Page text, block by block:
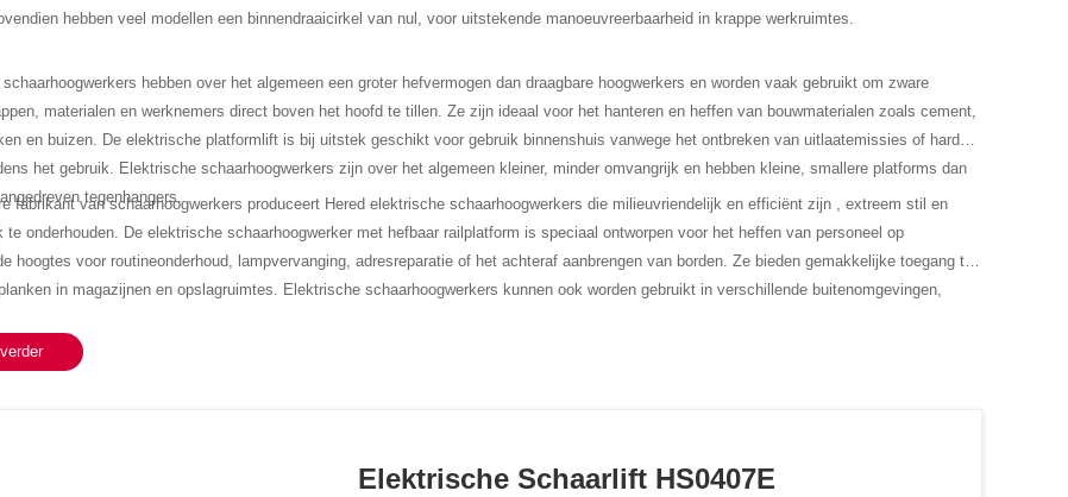
hebben veel modellen een binnendraaicirkel van nul, voor uitstekende manoeuvreerbaarheid in krappe werkruimtes.
hebben over het algemeen een groter hefvermogen dan draagbare hoogwerkers en worden vaak gebruikt om zware
materialen en werknemers direct boven het hoofd te tillen. Ze zijn ideaal voor het hanteren en heffen van bouwmaterialen zoals cement,
en buizen. De elektrische platformlift is bij uitstek geschikt voor gebruik binnenshuis vanwege het ontbreken van uitlaatemissies of harde
het gebruik. Elektrische schaarhoogwerkers zijn over het algemeen kleiner, minder omvangrijk en hebben kleine, smallere platforms dan
tegenhangers.
fabrikant van schaarhoogwerkers produceert Hered elektrische schaarhoogwerkers die milieuvriendelijk en efficiënt zijn , extreem stil en
te onderhouden. De elektrische schaarhoogwerker met hefbaar railplatform is speciaal ontworpen voor het heffen van personeel op
hoogtes voor routineonderhoud, lampvervanging, adresreparatie of het achteraf aanbrengen van borden. Ze bieden gemakkelijke toegang tot
in magazijnen en opslagruimtes. Elektrische schaarhoogwerkers kunnen ook worden gebruikt in verschillende buitenomgevingen,
hoogwaardige elektrische schaarhoogwerker die te koop is, welkom bij
Elektrische Schaarlift HS0407E